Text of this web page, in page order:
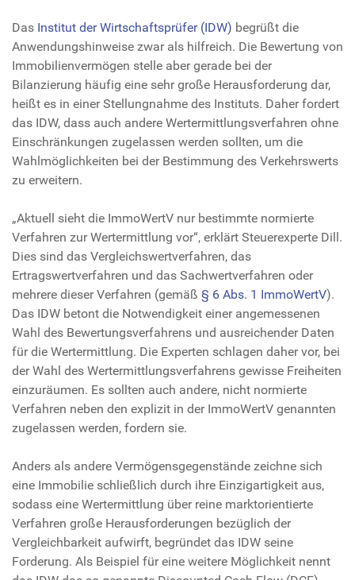
Das Institut der Wirtschaftsprüfer (IDW) begrüßt die
Anwendungshinweise zwar als hilfreich. Die Bewertung von
Immobilienvermögen stelle aber gerade bei der
Bilanzierung häufig eine sehr große Herausforderung dar,
heißt es in einer Stellungnahme des Instituts. Daher fordert
das IDW, dass auch andere Wertermittlungsverfahren ohne
Einschränkungen zugelassen werden sollten, um die
Wahlmöglichkeiten bei der Bestimmung des Verkehrswerts
zu erweitern.
„Aktuell sieht die ImmoWertV nur bestimmte normierte
Verfahren zur Wertermittlung vor“, erklärt Steuerexperte Dill.
Dies sind das Vergleichswertverfahren, das
Ertragswertverfahren und das Sachwertverfahren oder
mehrere dieser Verfahren (gemäß § 6 Abs. 1 ImmoWertV).
Das IDW betont die Notwendigkeit einer angemessenen
Wahl des Bewertungsverfahrens und ausreichender Daten
für die Wertermittlung. Die Experten schlagen daher vor, bei
der Wahl des Wertermittlungsverfahrens gewisse Freiheiten
einzuräumen. Es sollten auch andere, nicht normierte
Verfahren neben den explizit in der ImmoWertV genannten
zugelassen werden, fordern sie.
Anders als andere Vermögensgegenstände zeichne sich
eine Immobilie schließlich durch ihre Einzigartigkeit aus,
sodass eine Wertermittlung über reine marktorientierte
Verfahren große Herausforderungen bezüglich der
Vergleichbarkeit aufwirft, begründet das IDW seine
Forderung. Als Beispiel für eine weitere Möglichkeit nennt